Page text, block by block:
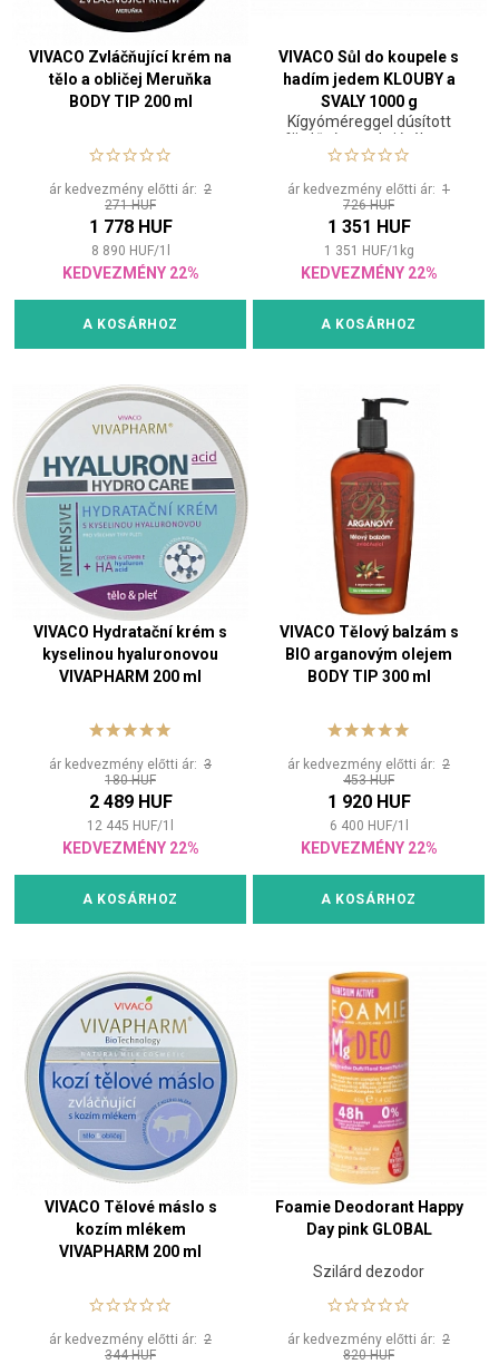
VIVACO Zvláčňující krém na
tělo a obličej Meruňka
BODY TIP 200 ml
ár kedvezmény előtti ár: 2
271 HUF
1 778 HUF
8 890 HUF/1
KEDVEZMÉNY 22%
A KOSÁRHOZ
VIVACO Sůl do koupele s
hadím jedem KLOUBY a
SVALY 1000 g
Kígyóméreggel dúsított
fürdősó, amely jótékony
hatással van a fáradt
ár kedvezmény előtti ár: 1
726 HUF
1 351 HUF
1 351 HUF/1 kg
KEDVEZMÉNY 22%
A KOSÁRHOZ
VIVACO Hydratační krém s
kyselinou hyaluronovou
VIVAPHARM 200 ml
ár kedvezmény előtti ár: 3
180 HUF
2 489 HUF
12 445 HUF/1
KEDVEZMÉNY 22%
A KOSÁRHOZ
VIVACO Tělový balzám s
BIO arganovým olejem
BODY TIP 300 ml
ár kedvezmény előtti ár: 2
453 HUF
1 920 HUF
6 400 HUF/1
KEDVEZMÉNY 22%
A KOSÁRHOZ
VIVACO Tělové máslo s
kozím mlékem
VIVAPHARM 200 ml
ár kedvezmény előtti ár: 2
344 HUF
Foamie Deodorant Happy
Day pink GLOBAL
Szilárd dezodor
ár kedvezmény előtti ár: 2
820 HUF